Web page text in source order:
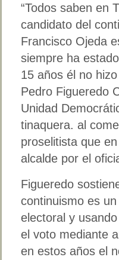
“Todos saben en
candidato del
Francisco Ojeda
siempre ha
15 años él no
Pedro Figueredo
Unidad
tinaquera. al
proselitista que
alcalde por el
Figueredo
continuismo es
electoral y
el voto mediante
en estos años el